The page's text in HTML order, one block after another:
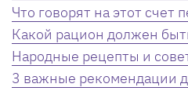
Что говорят на этот счет
Какой рацион должен
Народные рецепты и
3 важные рекомендации